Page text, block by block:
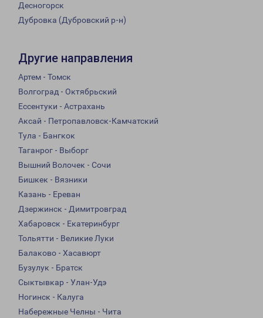
Десногорск
Дубровка (Дубровский р-н)
Другие направления
Артем - Томск
Волгоград - Октябрьский
Ессентуки - Астрахань
Аксай - Петропавловск-Камчатский
Тула - Бангкок
Таганрог - Выборг
Вышний Волочек - Сочи
Бишкек - Вязники
Казань - Ереван
Дзержинск - Димитровград
Хабаровск - Екатеринбург
Тольятти - Великие Луки
Балаково - Хасавюрт
Бузулук - Братск
Сыктывкар - Улан-Удэ
Ногинск - Калуга
Набережные Челны - Чита